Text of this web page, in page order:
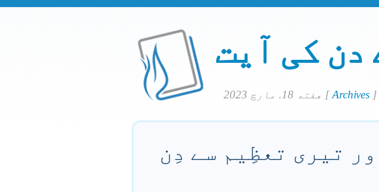
دن کی آیت
[Archives ]
تیری تعظِیم سے دِن